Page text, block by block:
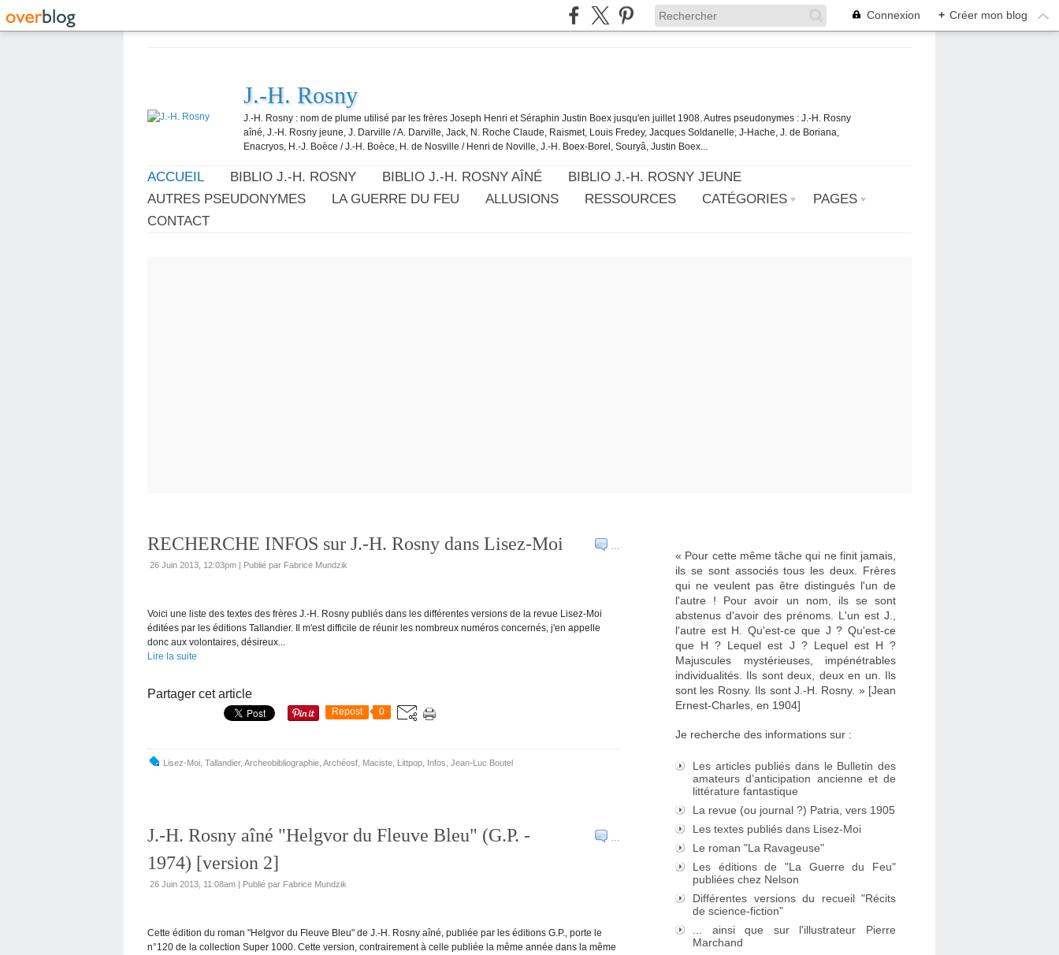
Connexion + Créer mon blog
J.-H. Rosny
J.-H. Rosny : nom de plume utilisé par les frères Joseph Henri et Séraphin Justin Boex jusqu'en juillet 1908. Autres pseudonymes : J.-H. Rosny
aîné, J.-H. Rosny jeune, J. Darville / A. Darville, Jack, N. Roche Claude, Raismet, Louis Fredey, Jacques Soldanelle, J-Hache, J. de Boriana,
Enacryos, H.-J. Boèce / J.-H. Boèce, H. de Nosville / Henri de Noville, J.-H. Boex-Borel, Souryâ, Justin Boex...
ACCUEIL BIBLIO J.-H. ROSNY BIBLIO J.-H. ROSNY AÎNÉ
BIBLIO J.-H. ROSNY JEUNE
AUTRES PSEUDONYMES
LA GUERRE DU FEU ALLUSIONS RESSOURCES CATÉGORIES
PAGES
CONTACT
…
RECHERCHE INFOS sur J.-H. Rosny dans Lisez-Moi
26 Juin 2013, 12:03pm | Publié par Fabrice Mundzik
Voici une liste des textes des frères J.-H. Rosny publiés dans les différentes versions de la revue Lisez-Moi
éditées par les éditions Tallandier. Il m'est difficile de réunir les nombreux numéros concernés, j'en appelle
donc aux volontaires, désireux...
Lire la suite
Partager cet article
Repost 0
Lisez-Moi Tallandier, Archeobibliographie Archéosf Maciste Littpop Infos Jean-Luc Boutel
…
J.-H. Rosny aîné "Helgvor du Fleuve Bleu" (G.P. -
1974) [version 2]
26 Juin 2013, 11:08am | Publié par Fabrice Mundzik
Cette édition du roman "Helgvor du Fleuve Bleu" de J.-H. Rosny aîné, publiée par les éditions G.P., porte le
n°120 de la collection Super 1000. Cette version, contrairement à celle publiée la même année dans la même
« Pour cette même tâche qui ne finit jamais,
ils se sont associés tous les deux. Frères
qui ne veulent pas être distingués l'un de
l'autre ! Pour avoir un nom, ils se sont
abstenus d'avoir des prénoms. L'un est J.,
l'autre est H. Qu'est-ce que J ? Qu'est-ce
que H ? Lequel est J ? Lequel est H ?
Majuscules mystérieuses, impénétrables
individualités. Ils sont deux, deux en un. Ils
sont les Rosny. Ils sont J.-H. Rosny. » [Jean
Ernest-Charles, en 1904]
Je recherche des informations sur :
Les articles publiés dans le Bulletin des
amateurs d’anticipation ancienne et de
littérature fantastique
La revue (ou journal ?) Patria, vers 1905
Les textes publiés dans Lisez-Moi
Le roman "La Ravageuse"
Les éditions de "La Guerre du Feu"
publiées chez Nelson
Différentes versions du recueil "Récits
de science-fiction"
... ainsi que sur l'illustrateur Pierre
Marchand